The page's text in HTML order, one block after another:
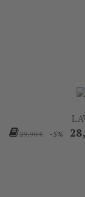
Prezzo
29,90 € -5%